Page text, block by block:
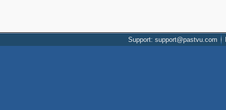
Support: support@pastvu.com